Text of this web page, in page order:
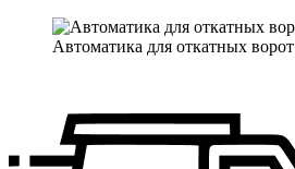
Автоматика для откатных ворот